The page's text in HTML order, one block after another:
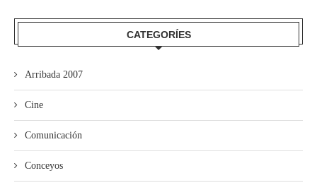
CATEGORÍES
Arribada 2007
Cine
Comunicación
Conceyos